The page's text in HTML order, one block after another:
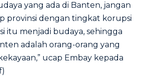
yang ada di Banten, jangan
provinsi dengan tingkat korupsi
itu menjadi budaya, sehingga
adalah orang-orang yang
ucap Embay kepada